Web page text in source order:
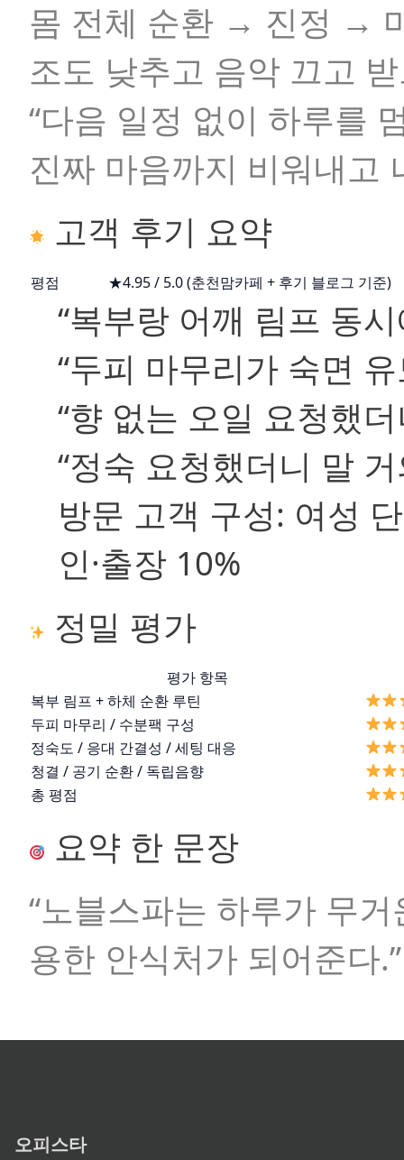
몸 전체 순환 → 진정 →
조도 낮추고 음악 끄고
“다음 일정 없이 하루를
진짜 마음까지 비워내고
고객 후기 요약
평점 ★4.95 / 5.0 (춘천맘카페 + 후기 블로그 기준)
“복부랑 어깨 림프 동
“두피 마무리가 숙면
“향 없는 오일 요청했
“정숙 요청했더니 말
방문 고객 구성: 여성
인·출장 10%
정밀 평가
평가 항목
복부 림프 + 하체 순환 루틴
두피 마무리 / 수분팩 구성
정숙도 / 응대 간결성 / 세팅 대응
청결 / 공기 순환 / 독립음향
총 평점
요약 한 문장
“노블스파는 하루가 무
용한 안식처가 되어준다.”
오피스타